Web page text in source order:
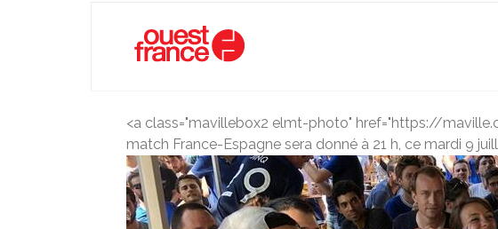
<a class="mavillebox2 elmt-photo" href="https://
match France-Espagne sera donné à 21 h, ce mardi 9